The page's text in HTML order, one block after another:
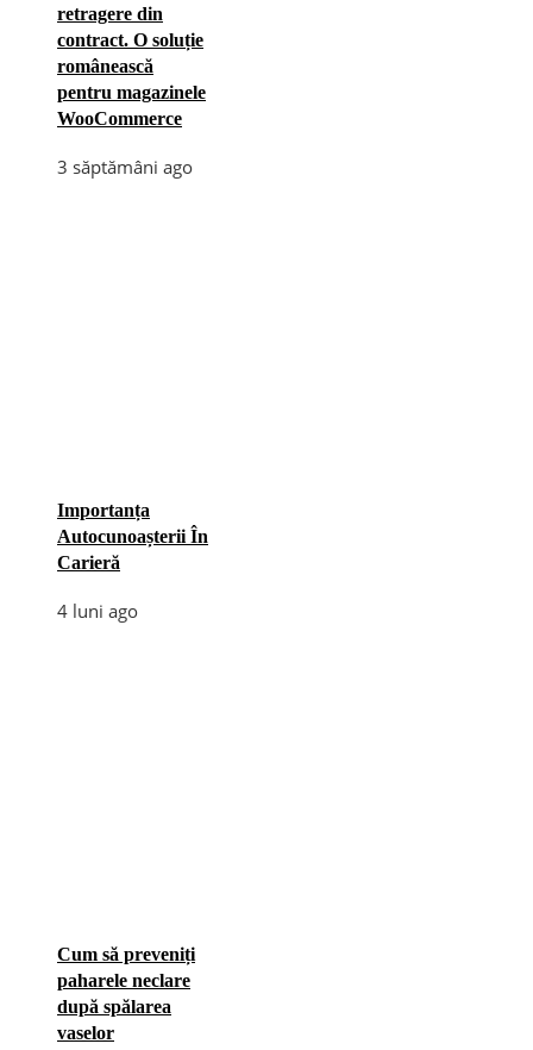
retragere din
contract. O soluție
românească
pentru magazinele
WooCommerce
3 săptămâni ago
Importanța
Autocunoașterii În
Carieră
4 luni ago
Cum să preveniți
paharele neclare
după spălarea
vaselor